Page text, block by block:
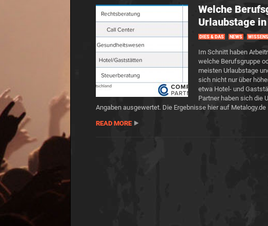
Welche
Urlaubstage
DIES & DAS NEWS
Im Schnitt haben
welche Berufsgruppe
meisten Urlaubstage
sich nicht nur über
etwa Hotel- und
Partner haben sich die
Angaben ausgewertet. Die Ergebnisse hier auf Metalogy.de
READ MORE